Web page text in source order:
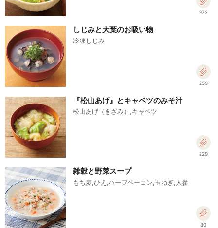
972
しじみと大葉のお吸い物
冷凍しじみ
259
『松山あげ』とキャベツのみそ汁
松山あげ（きざみ）,キャベツ
229
雑穀と野菜スープ
もち麦,ひえ,ハーフベーコン,玉ねぎ,人参
80